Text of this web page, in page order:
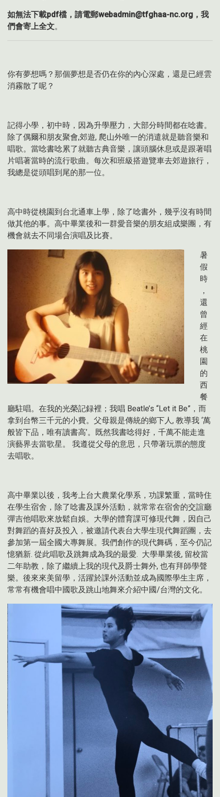
如無法下載pdf檔，請電郵webadmin@tfghaa-nc.org，我
們會寄上全文。
你有夢想嗎？那個夢想是否仍在你的內心深處，還是已經雲
消霧散了呢？
記得小學，初中時，因為升學壓力，大部分時間都在唸書。
除了偶爾和朋友聚會,郊遊, 爬山外唯一的消遣就是聽音樂和
唱歌。當唸書唸累了就聽古典音樂，讓頭腦休息或是跟著唱
片唱著當時的流行歌曲。每次和班級搭遊覽車去郊遊旅行，
我總是從頭唱到尾的那一位。
高中時從桃園到台北通車上學，除了唸書外，幾乎沒有時間
做其他的事。高中畢業後和一群愛音樂的朋友組成樂團，有
機會就去不同場合演唱及比賽。
暑
假
時
，
還
曾
經
在
桃
園
的
西
餐
廳駐唱。在我的光榮記録裡；我唱 Beatle’s “Let it Be” ，而
拿到台幣三千元的小費。父母親是傳統的鄉下人 , 教導我 ‘萬
般皆下品，唯有讀書高’。既然我書唸得好，千萬不能走進
演藝界去當歌星。
我遵從父母的意思，只帶著玩票的態度
去唱歌。
高中畢業以後，我考上台大農業化學系，功課繁重，當時住
在學生宿舍，除了唸書及課外活動，就常常在宿舍的交誼廳
彈吉他唱歌來放鬆自娛。大學的體育課可修現代舞，因自己
對舞蹈的喜好及投入，被邀請代表台大學生現代舞蹈團，去
參加第一屆全國大專舞展。我們創作的現代舞碼，至今仍記
憶猶新. 從此唱歌及跳舞成為我的最愛. 大學畢業後, 留校當
二年助教，除了繼續上我的現代及爵士舞外, 也有拜師學聲
樂。後來來美留學，活躍於課外活動並成為國際學生主席，
常常有機會唱中國歌及跳山地舞來介紹中國/台灣的文化。